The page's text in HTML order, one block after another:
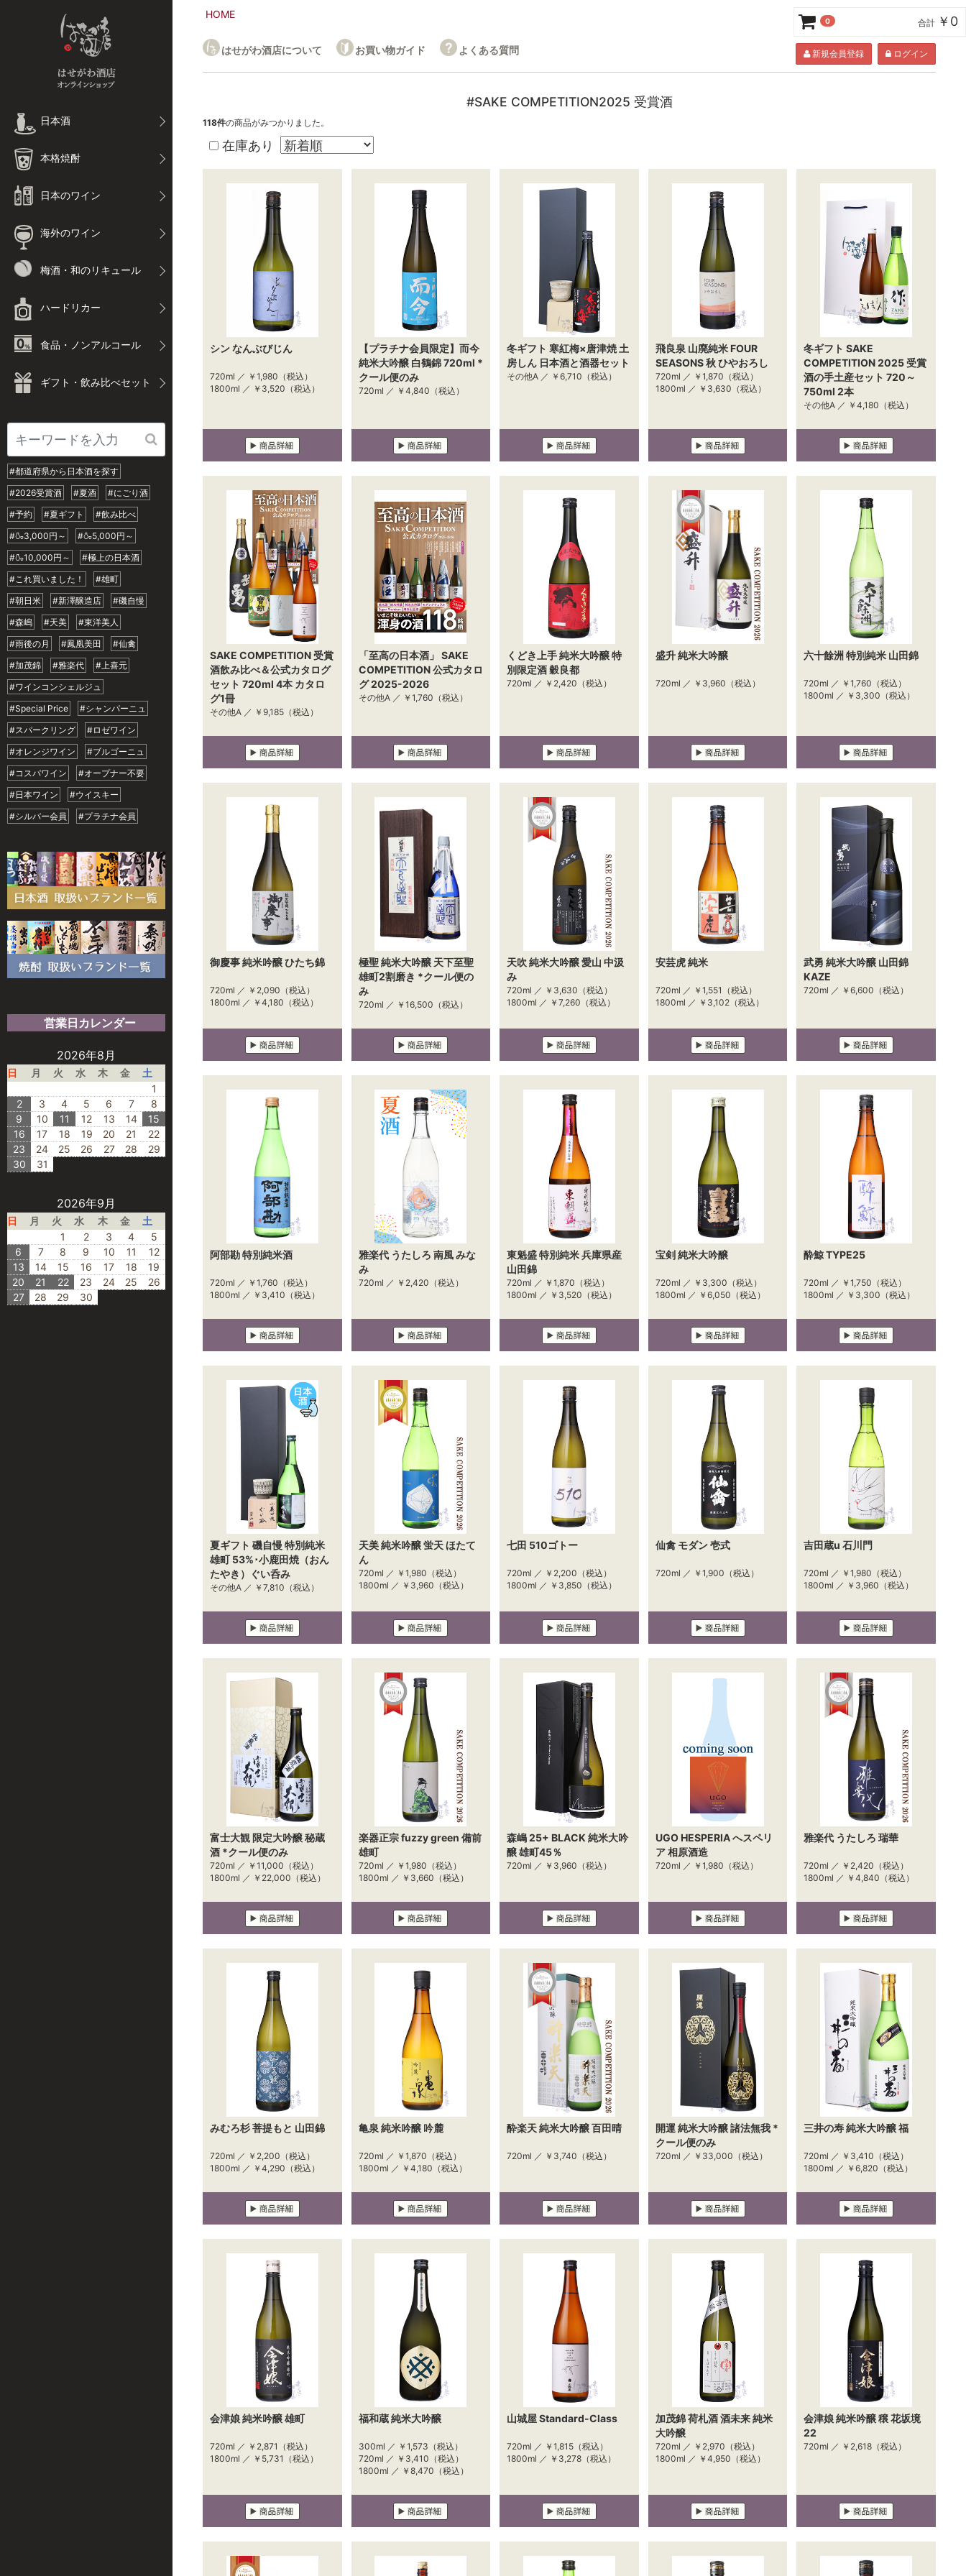
日本酒
本格焼酎
日本のワイン
海外のワイン
梅酒・和のリキュール
ハードリカー
食品・ノンアルコール
ギフト・飲み比べセット
#都道府県から日本酒を探す
#2026受賞酒
#夏酒
#にごり酒
#予約
#夏ギフト
#飲み比べ
#🍶3,000円～
#🍶5,000円～
#🍶10,000円～
#極上の日本酒
#これ買いました！
#雄町
#朝日米
#新澤醸造店
#磯自慢
#森嶋
#天美
#東洋美人
#雨後の月
#鳳凰美田
#仙禽
#加茂錦
#雅楽代
#上喜元
#ワインコンシェルジュ
#Special Price
#シャンパーニュ
#スパークリング
#ロゼワイン
#オレンジワイン
#ブルゴーニュ
#コスパワイン
#オープナー不要
#日本ワイン
#ウイスキー
#シルバー会員
#プラチナ会員
営業日カレンダー
2026年8月
日 月 火 水 木 金
土
1
2
3 4 5 6 7
8
9
10 11 12 13 14
15
16
17 18 19 20 21
22
23
24 25 26 27 28
29
30
31
2026年9月
日 月 火 水 木 金
土
1
2 3 4
5
6
7 8 9 10 11
12
13
14 15 16 17 18
19
20
21 22 23 24 25
26
27
28 29 30
HOME
はせがわ酒店について お買い物ガイド よくある質問 新規会員登録 ログイン
#SAKE COMPETITION2025 受賞酒
118件の商品がみつかりました。
在庫あり
シン なんぶびじん
720ml ／ ￥1,980 （税込）
1800ml ／ ￥3,520 （税込）
【プラチナ会員限定】而今
純米大吟醸 白鶴錦 720ml *
クール便のみ
720ml ／ ￥4,840 （税込）
冬ギフト 寒紅梅×唐津焼 土
房しん 日本酒と酒器セット
その他A ／ ￥6,710 （税込）
飛良泉 山廃純米 FOUR
SEASONS 秋 ひやおろし
720ml ／ ￥1,870 （税込）
1800ml ／ ￥3,630 （税込）
冬ギフト SAKE
COMPETITION 2025 受賞
酒の手土産セット 720～
750ml 2本
その他A ／ ￥4,180 （税込）
SAKE COMPETITION 受賞
酒飲み比べ＆公式カタログ
セット 720ml 4本 カタロ
グ1冊
その他A ／ ￥9,185 （税込）
「至高の日本酒」 SAKE
COMPETITION 公式カタロ
グ 2025-2026
その他A ／ ￥1,760 （税込）
くどき上手 純米大吟醸 特
別限定酒 穀良都
720ml ／ ￥2,420 （税込）
盛升 純米大吟醸
720ml ／ ￥3,960 （税込）
六十餘洲 特別純米 山田錦
720ml ／ ￥1,760 （税込）
1800ml ／ ￥3,300 （税込）
御慶事 純米吟醸 ひたち錦
720ml ／ ￥2,090 （税込）
1800ml ／ ￥4,180 （税込）
極聖 純米大吟醸 天下至聖
雄町2割磨き *クール便の
み
720ml ／ ￥16,500 （税込）
天吹 純米大吟醸 愛山 中汲
み
720ml ／ ￥3,630 （税込）
1800ml ／ ￥7,260 （税込）
安芸虎 純米
720ml ／ ￥1,551 （税込）
1800ml ／ ￥3,102（税込）
武勇 純米大吟醸 山田錦
KAZE
720ml ／ ￥6,600 （税込）
阿部勘 特別純米酒
720ml ／ ￥1,760 （税込）
1800ml ／ ￥3,410 （税込）
雅楽代 うたしろ 南風 みな
み
720ml ／ ￥2,420 （税込）
東魁盛 特別純米 兵庫県産
山田錦
720ml ／ ￥1,870 （税込）
1800ml ／ ￥3,520 （税込）
宝剣 純米大吟醸
720ml ／ ￥3,300 （税込）
1800ml ／ ￥6,050 （税込）
酔鯨 TYPE25
720ml ／ ￥1,750 （税込）
1800ml ／ ￥3,300 （税込）
夏ギフト 磯自慢 特別純米
雄町 53%･小鹿田焼（おん
たやき）ぐい呑み
その他A ／ ￥7,810 （税込）
天美 純米吟醸 蛍天 ほたて
ん
720ml ／ ￥1,980 （税込）
1800ml ／ ￥3,960 （税込）
七田 510ゴトー
720ml ／ ￥2,200 （税込）
1800ml ／ ￥3,850 （税込）
仙禽 モダン 壱式
720ml ／ ￥1,900 （税込）
吉田蔵u 石川門
720ml ／ ￥1,980 （税込）
1800ml ／ ￥3,960 （税込）
富士大観 限定大吟醸 秘蔵
酒 *クール便のみ
720ml ／ ￥11,000 （税込）
1800ml ／ ￥22,000 （税込）
楽器正宗 fuzzy green 備前
雄町
720ml ／ ￥1,980 （税込）
1800ml ／ ￥3,660 （税込）
森嶋 25+ BLACK 純米大吟
醸 雄町45％
720ml ／ ￥3,960 （税込）
UGO HESPERIA へスペリ
ア 相原酒造
720ml ／ ￥1,980 （税込）
雅楽代 うたしろ 瑞華
720ml ／ ￥2,420 （税込）
1800ml ／ ￥4,840 （税込）
みむろ杉 菩提もと 山田錦
720ml ／ ￥2,200 （税込）
1800ml ／ ￥4,290 （税込）
亀泉 純米吟醸 吟麓
720ml ／ ￥1,870 （税込）
1800ml ／ ￥4,180 （税込）
酔楽天 純米大吟醸 百田晴
720ml ／ ￥3,740 （税込）
開運 純米大吟醸 諸法無我 *
クール便のみ
720ml ／ ￥33,000 （税込）
三井の寿 純米大吟醸 福
720ml ／ ￥3,410 （税込）
1800ml ／ ￥6,820 （税込）
会津娘 純米吟醸 雄町
720ml ／ ￥2,871 （税込）
1800ml ／ ￥5,731 （税込）
福和蔵 純米大吟醸
300ml ／ ￥1,573 （税込）
720ml ／ ￥3,410 （税込）
1800ml ／ ￥8,470 （税込）
山城屋 Standard-Class
720ml ／ ￥1,815 （税込）
1800ml ／ ￥3,278 （税込）
加茂錦 荷札酒 酒未来 純米
大吟醸
720ml ／ ￥2,970 （税込）
1800ml ／ ￥4,950 （税込）
会津娘 純米吟醸 穣 花坂境
22
720ml ／ ￥2,618 （税込）
0 合計 ￥0